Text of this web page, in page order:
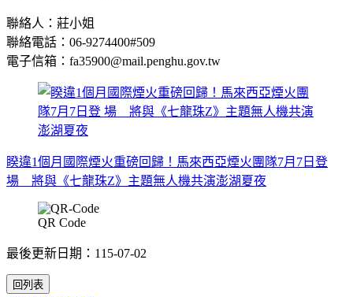
聯絡人：莊小姐
聯絡電話：06-9274400#509
電子信箱：fa35900@mail.penghu.gov.tw
睽違1個月國際煙火重磅回歸！馬來西亞煙火團隊7月7日登
場 將與《七龍珠Z》主題無人機共演澎湖夏夜
QR Code
最後更新日期：115-07-02